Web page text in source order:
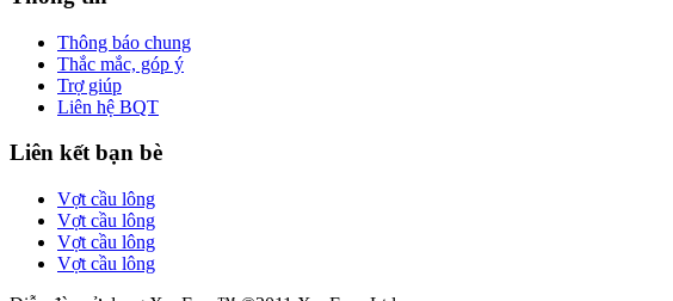
Thông báo chung
Thắc mắc, góp ý
Trợ giúp
Liên hệ BQT
Liên kết bạn bè
Vợt cầu lông
Vợt cầu lông
Vợt cầu lông
Vợt cầu lông